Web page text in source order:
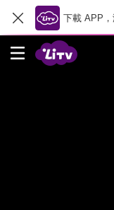
下載 APP